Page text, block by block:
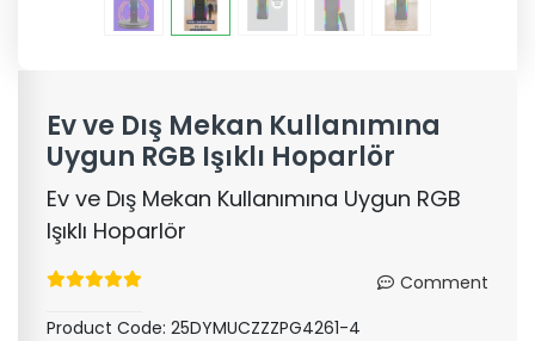
Ev ve Dış Mekan Kullanımına
Uygun RGB Işıklı Hoparlör
Ev ve Dış Mekan Kullanımına Uygun RGB
Işıklı Hoparlör
Comment
Product Code: 25DYMUCZZZPG4261-4